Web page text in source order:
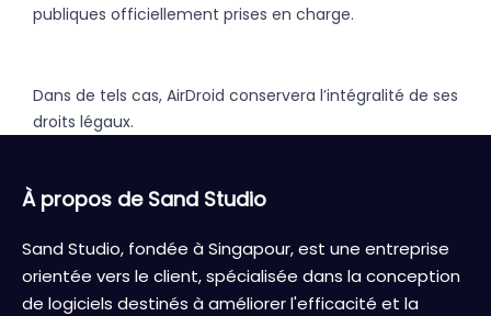
publiques officiellement prises en charge.
Dans de tels cas, AirDroid conservera l’intégralité de ses
droits légaux.
À propos de Sand Studio
Sand Studio, fondée à Singapour, est une entreprise
orientée vers le client, spécialisée dans la conception
de logiciels destinés à améliorer l'efficacité et la